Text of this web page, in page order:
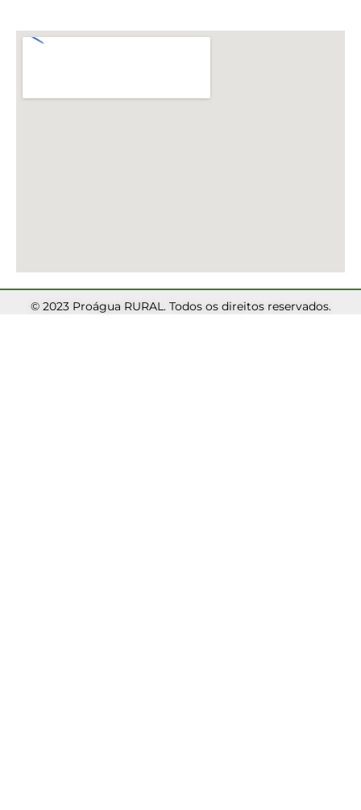
© 2023 Proágua RURAL. Todos os direitos reservados.